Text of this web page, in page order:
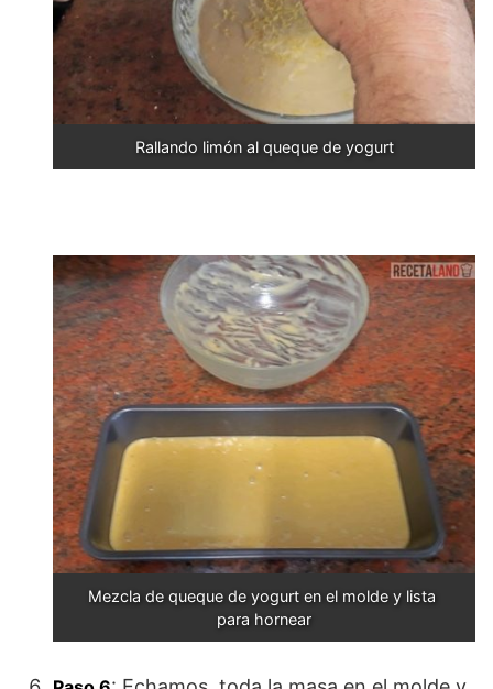
Rallando limón al queque de yogurt
Mezcla de queque de yogurt en el molde y lista
para hornear